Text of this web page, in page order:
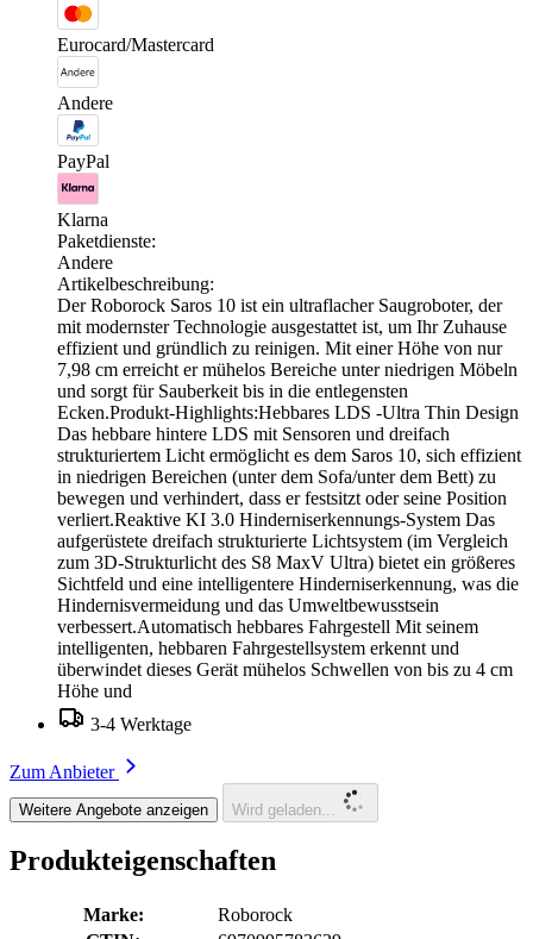
Eurocard/Mastercard
Andere
PayPal
Klarna
Paketdienste:
Andere
Artikelbeschreibung:
Der Roborock Saros 10 ist ein ultraflacher Saugroboter, der
mit modernster Technologie ausgestattet ist, um Ihr Zuhause
effizient und gründlich zu reinigen. Mit einer Höhe von nur
7,98 cm erreicht er mühelos Bereiche unter niedrigen Möbeln
und sorgt für Sauberkeit bis in die entlegensten
Ecken.Produkt-Highlights:Hebbares LDS -Ultra Thin Design
Das hebbare hintere LDS mit Sensoren und dreifach
strukturiertem Licht ermöglicht es dem Saros 10, sich effizient
in niedrigen Bereichen (unter dem Sofa/unter dem Bett) zu
bewegen und verhindert, dass er festsitzt oder seine Position
verliert.Reaktive KI 3.0 Hinderniserkennungs-System Das
aufgerüstete dreifach strukturierte Lichtsystem (im Vergleich
zum 3D-Strukturlicht des S8 MaxV Ultra) bietet ein größeres
Sichtfeld und eine intelligentere Hinderniserkennung, was die
Hindernisvermeidung und das Umweltbewusstsein
verbessert.Automatisch hebbares Fahrgestell Mit seinem
intelligenten, hebbaren Fahrgestellsystem erkennt und
überwindet dieses Gerät mühelos Schwellen von bis zu 4 cm
Höhe und
3-4 Werktage
Zum Anbieter
Weitere Angebote anzeigen Wird geladen...
Produkteigenschaften
Marke:
Roborock